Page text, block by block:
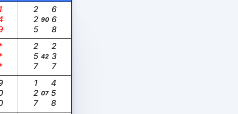
225 90668
257 42237
127 07458